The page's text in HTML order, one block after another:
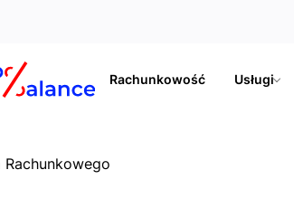
Rachunkowość Usługi
Rachunkowego